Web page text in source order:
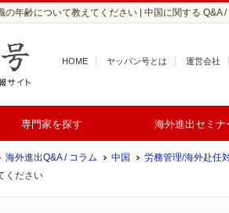
の年齢について教えてください | 中国に関する
HOME ヤッパン号とは 運営会社
専門家を探す 海外進出セミナ
海外進出Q&A / コラム 中国 労務管理/海外赴任
ください